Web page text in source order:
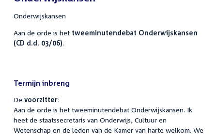
Onderwijskansen
Aan de orde is het tweeminutendebat Onderwijskansen
(CD d.d. 03/06).
Termijn inbreng
De voorzitter:
Aan de orde is het tweeminutendebat Onderwijskansen. Ik
heet de staatssecretaris van Onderwijs, Cultuur en
Wetenschap en de leden van de Kamer van harte welkom. We